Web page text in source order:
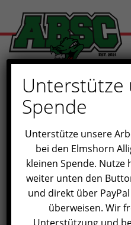
Einzelnes Ergebnis wird
Unterstütze
Spende
Unterstütze unsere
bei den Elmshorn
kleinen Spende. Nutze
weiter unten den
und direkt über
überweisen. Wir